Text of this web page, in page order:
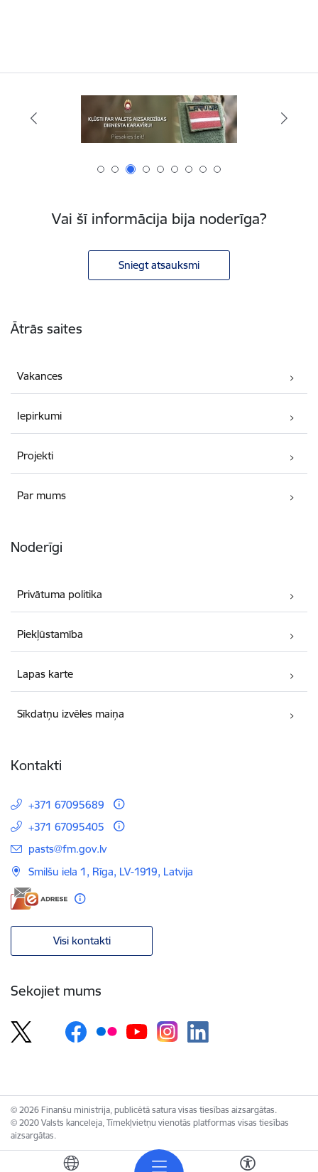
Vai šī informācija bija noderīga?
Sniegt atsauksmi
Ātrās saites
Vakances
Iepirkumi
Projekti
Par mums
Noderīgi
Privātuma politika
Piekļūstamība
Lapas karte
Sīkdatņu izvēles maiņa
Kontakti
+371 67095689
+371 67095405
E-pasts:
pasts@fm.gov.lv
Smilšu iela 1, Rīga, LV-1919, Latvija
Visi kontakti
Sekojiet mums
© 2026 Finanšu ministrija, publicētā satura visas tiesības aizsargātas.
© 2020 Valsts kanceleja, Tīmekļvietņu vienotās platformas visas tiesības
aizsargātas.